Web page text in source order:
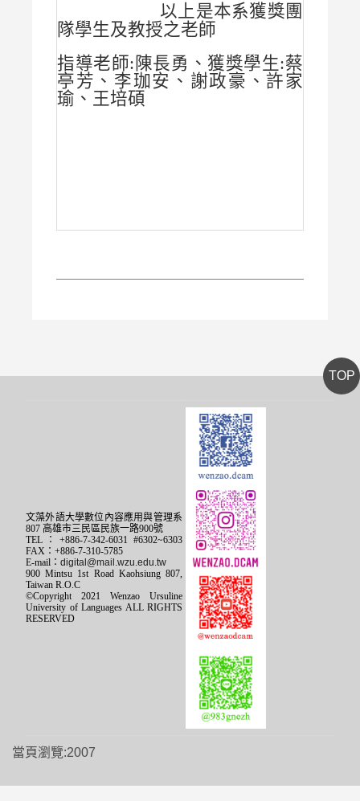
以上是本系獲獎團
隊學生及教授之老師
指導老師:陳長勇、獲獎學生:蔡
亭芳、李珈安、謝政豪、許家
瑜、王培碩
文藻外語大學數位內容應用與管理系
807 高雄市三民區民族一路900號
TEL：+886-7-342-6031 #6302~6303
FAX：+886-7-310-5785
E-mail： digital@mail.wzu.edu.tw
900 Mintsu 1st Road Kaohsiung 807,
Taiwan R.O.C
©Copyright 2021 Wenzao Ursuline
University of Languages ALL RIGHTS
RESERVED
當頁瀏覽:2007
TOP